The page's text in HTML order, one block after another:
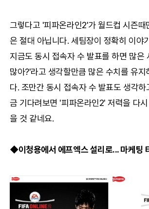
그렇다고 '피파온라인2'가 월드컵 시즌때
은 절대 아닙니다. 세팀장이 정확히 이야
지금도 동시 접속자 수 발표를 하면 많은
많아?'라고 생각할만큼 많은 수치를 유지
다. 조만간 동시 접속자 수 발표도 생각
금 기다려보면 '피파온라인2' 저력을 다
을 것 같네요.
◆이청용에서 에프엑스 설리로... 마케팅